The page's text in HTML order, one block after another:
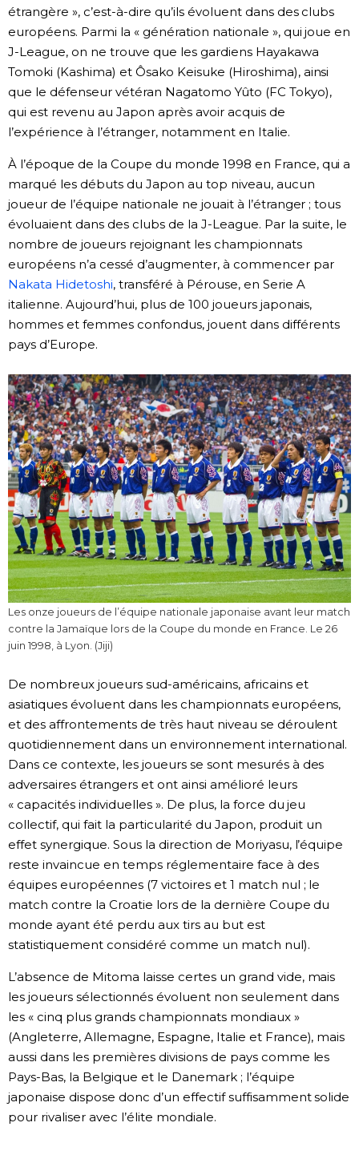
étrangère », c’est-à-dire qu’ils évoluent dans des clubs
européens. Parmi la « génération nationale », qui joue en
J-League, on ne trouve que les gardiens Hayakawa
Tomoki (Kashima) et Ôsako Keisuke (Hiroshima), ainsi
que le défenseur vétéran Nagatomo Yûto (FC Tokyo),
qui est revenu au Japon après avoir acquis de
l’expérience à l’étranger, notamment en Italie.
À l’époque de la Coupe du monde 1998 en France, qui a
marqué les débuts du Japon au top niveau, aucun
joueur de l’équipe nationale ne jouait à l’étranger ; tous
évoluaient dans des clubs de la J-League. Par la suite, le
nombre de joueurs rejoignant les championnats
européens n’a cessé d’augmenter, à commencer par
Nakata Hidetoshi, transféré à Pérouse, en Serie A
italienne. Aujourd’hui, plus de 100 joueurs japonais,
hommes et femmes confondus, jouent dans différents
pays d’Europe.
Les onze joueurs de l’équipe nationale japonaise avant leur match
contre la Jamaïque lors de la Coupe du monde en France. Le 26
juin 1998, à Lyon. (Jiji)
De nombreux joueurs sud-américains, africains et
asiatiques évoluent dans les championnats européens,
et des affrontements de très haut niveau se déroulent
quotidiennement dans un environnement international.
Dans ce contexte, les joueurs se sont mesurés à des
adversaires étrangers et ont ainsi amélioré leurs
« capacités individuelles ». De plus, la force du jeu
collectif, qui fait la particularité du Japon, produit un
effet synergique. Sous la direction de Moriyasu, l’équipe
reste invaincue en temps réglementaire face à des
équipes européennes (7 victoires et 1 match nul ; le
match contre la Croatie lors de la dernière Coupe du
monde ayant été perdu aux tirs au but est
statistiquement considéré comme un match nul).
L’absence de Mitoma laisse certes un grand vide, mais
les joueurs sélectionnés évoluent non seulement dans
les « cinq plus grands championnats mondiaux »
(Angleterre, Allemagne, Espagne, Italie et France), mais
aussi dans les premières divisions de pays comme les
Pays-Bas, la Belgique et le Danemark ; l’équipe
japonaise dispose donc d’un effectif suffisamment solide
pour rivaliser avec l’élite mondiale.